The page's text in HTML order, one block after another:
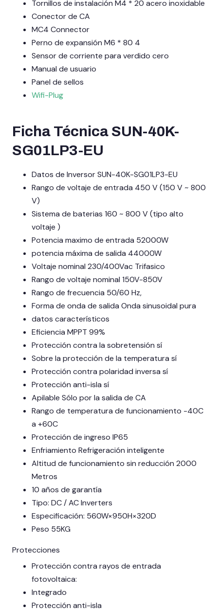
Tornillos de instalación M4 * 20 acero inoxidable
Conector de CA
MC4 Connector
Perno de expansión M6 * 80 4
Sensor de corriente para verdido cero
Manual de usuario
Panel de sellos
Wifi-Plug
Ficha Técnica SUN-40K-
SG01LP3-EU
Datos de Inversor SUN-40K-SG01LP3-EU
Rango de voltaje de entrada 450 V (150 V ~ 800
V)
Sistema de baterias 160 ~ 800 V (tipo alto
voltaje )
Potencia maximo de entrada 52000W
potencia máxima de salida 44000W
Voltaje nominal 230/400Vac Trifasico
Rango de voltaje nominal 150V-850V
Rango de frecuencia 50/60 Hz,
Forma de onda de salida Onda sinusoidal pura
datos característicos
Eficiencia MPPT 99%
Protección contra la sobretensión sí
Sobre la protección de la temperatura sí
Protección contra polaridad inversa sí
Protección anti-isla sí
Apilable Sólo por la salida de CA
Rango de temperatura de funcionamiento -40C
a +60C
Protección de ingreso IP65
Enfriamiento Refrigeración inteligente
Altitud de funcionamiento sin reducción 2000
Metros
10 años de garantía
Tipo: DC / AC Inverters
Especificación: 560W×950H×320D
Peso 55KG
Protecciones
Protección contra rayos de entrada
fotovoltaica:
Integrado
Protección anti-isla